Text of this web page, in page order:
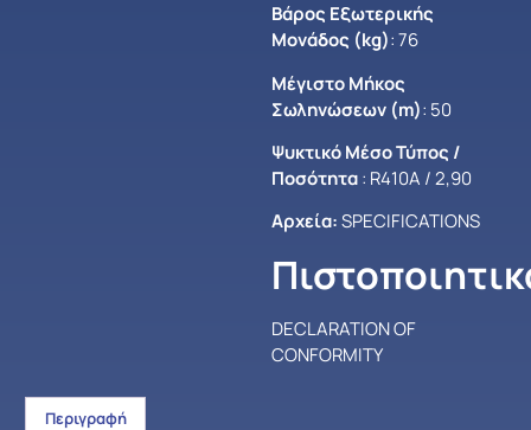
Βάρος Εξωτερικής
Μονάδος (kg): 76
Μέγιστο Mήκος
Σωληνώσεων (m): 50
Ψυκτικό Μέσο Τύπος /
Ποσότητα: R410A / 2,90
Αρχεία:SPECIFICATIONS
DECLARATION OF
CONFORMITY
Περιγραφή